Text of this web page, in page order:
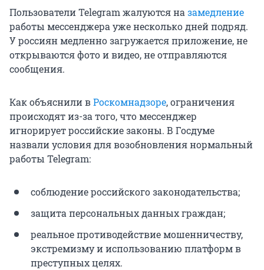
Пользователи Telegram жалуются назамедление
работы мессенджера уже несколько дней подряд.
У россиян медленно загружается приложение, не
открываются фото и видео, не отправляются
сообщения.
Как объяснили вРоскомнадзоре, ограничения
происходят из-за того, что мессенджер
игнорирует российские законы. В Госдуме
назвали условия для возобновления нормальный
работы Telegram:
соблюдение российского законодательства;
защита персональных данных граждан;
реальное противодействие мошенничеству,
экстремизму и использованию платформ в
преступных целях.